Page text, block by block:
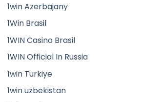
1win Azerbajany
1Win Brasil
1WIN Casino Brasil
1WIN Official In Russia
1win Turkiye
1win uzbekistan